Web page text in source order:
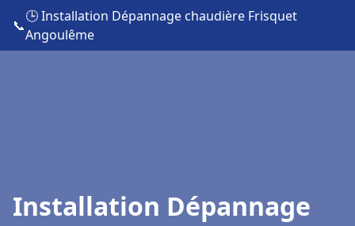
📞
🕒 Installation Dépannage chaudière Frisquet
Angoulême
Installation Dépannage